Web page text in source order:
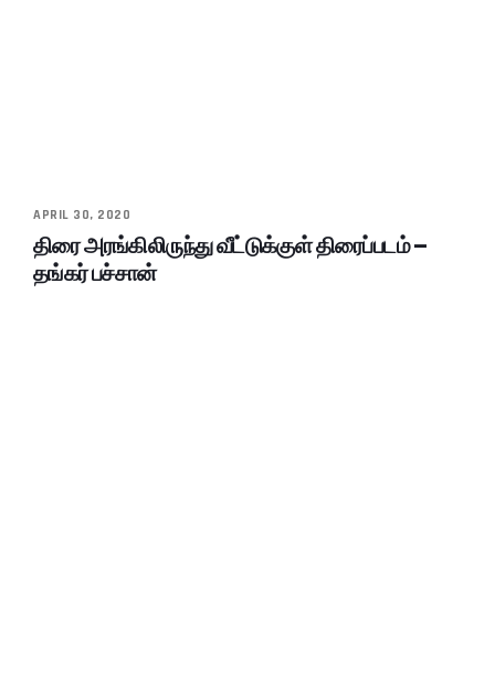
APRIL 30, 2020
திரை அரங்கிலிருந்து வீட்டுக்குள் திரைப்படம் –
தங்கர் பச்சான்